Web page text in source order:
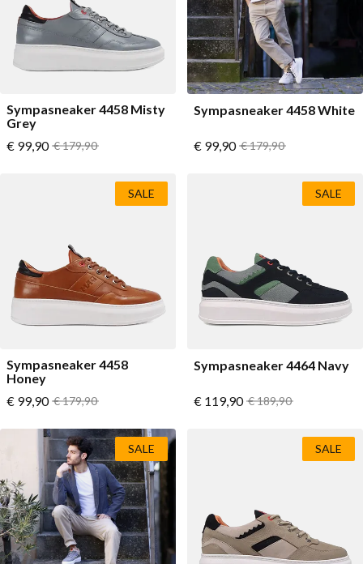
Sympasneaker 4458 Misty
Grey
Vanaf
€ 99,90 Normale prijs
€ 179,90
Sympasneaker 4458 White
Vanaf
€ 99,90 Normale prijs
€ 179,90
Sympasneaker 4458
Honey
Vanaf
€ 99,90 Normale prijs
€ 179,90
SALE
Sympasneaker 4464 Navy
Vanaf
€ 119,90 Normale prijs
€ 189,90
SALE
SALE SALE